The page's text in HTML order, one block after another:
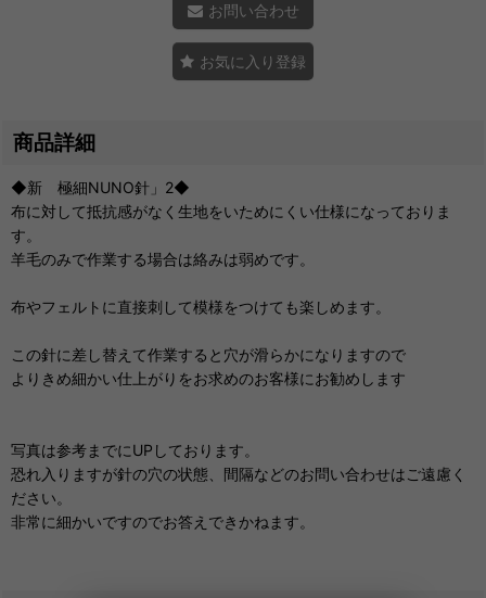
お問い合わせ
お気に入り登録
商品詳細
◆新 極細NUNO針」2◆
布に対して抵抗感がなく生地をいためにくい仕様になっておりま
す。
羊毛のみで作業する場合は絡みは弱めです。
布やフェルトに直接刺して模様をつけても楽しめます。
この針に差し替えて作業すると穴が滑らかになりますので
よりきめ細かい仕上がりをお求めのお客様にお勧めします
写真は参考までにUPしております。
恐れ入りますが針の穴の状態、間隔などのお問い合わせはご遠慮く
ださい。
非常に細かいですのでお答えできかねます。